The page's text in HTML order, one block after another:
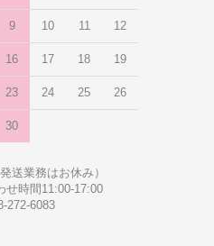
9 10 11 12
16 17 18 19
23 24 25 26
30
送業務はお休み）
時間11:00-17:00
6083